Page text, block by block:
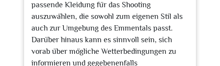
passende Kleidung für das Shooting
auszuwählen, die sowohl zum eigenen Stil als
auch zur Umgebung des Emmentals passt.
Darüber hinaus kann es sinnvoll sein, sich
vorab über mögliche Wetterbedingungen zu
informieren und gegebenenfalls